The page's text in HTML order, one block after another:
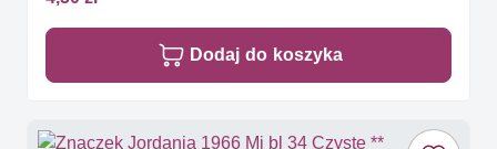
Dodaj do koszyka